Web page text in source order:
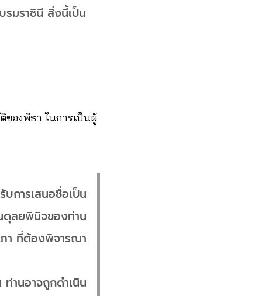
รมราชินี สิ่งนี้เป็น
องพิธา ในการเป็นผู้
การเสนอชื่อเป็น
ดุลยพินิจของท่าน
ภา ที่ต้องพิจารณา
านอาจถูกดำเนิน